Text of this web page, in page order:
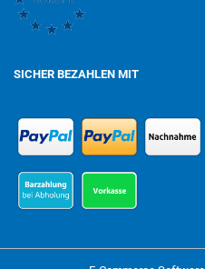
SICHER BEZAHLEN MIT